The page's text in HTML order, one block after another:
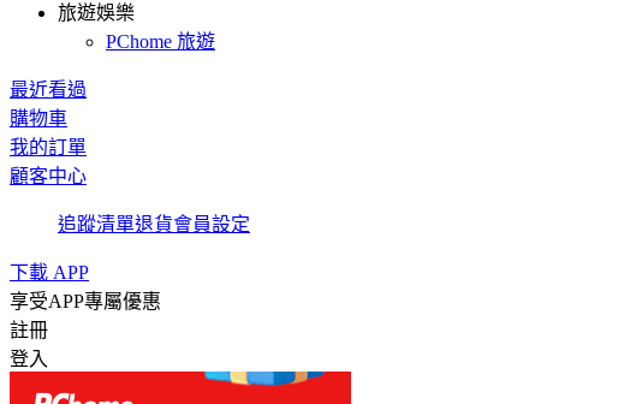
旅遊娛樂
PChome 旅遊
最近看過
購物車
我的訂單
顧客中心
追蹤清單退貨會員設定
下載 APP
享受APP專屬優惠
註冊
登入